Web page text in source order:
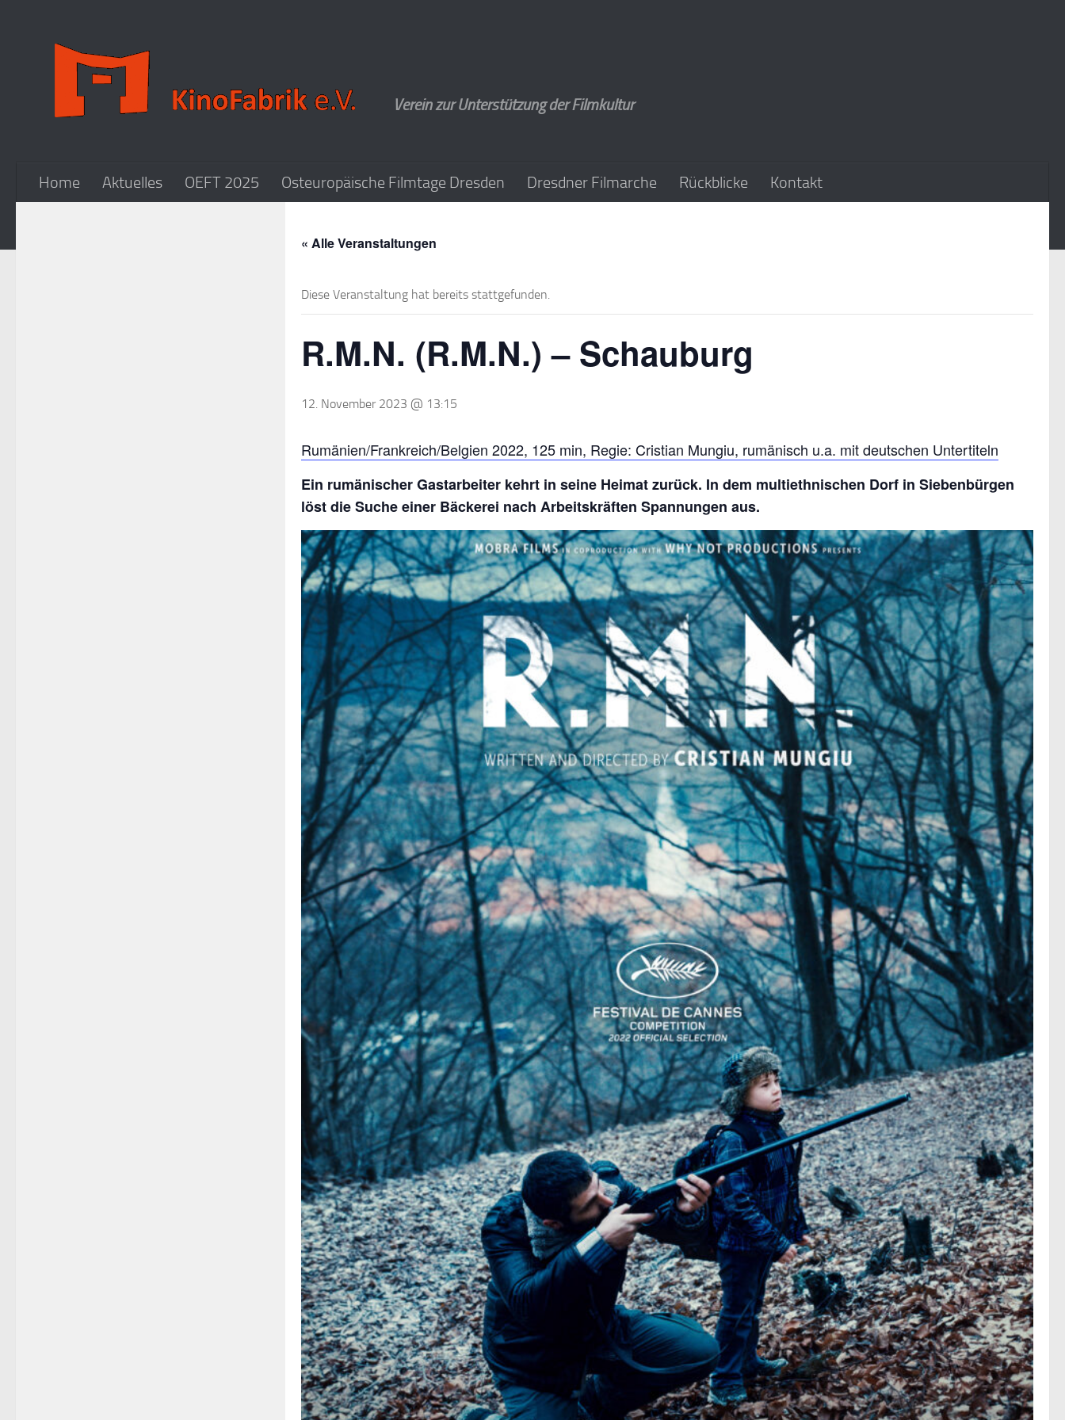
Verein zur Unterstützung der Filmkultur
Home Aktuelles OEFT 2025 Osteuropäische Filmtage Dresden Dresdner Filmarche Rückblicke Kontakt
« Alle Veranstaltungen
Diese Veranstaltung hat bereits stattgefunden.
R.M.N. (R.M.N.) – Schauburg
12. November 2023 @ 13:15
Rumänien/Frankreich/Belgien 2022, 125 min, Regie: Cristian Mungiu, rumänisch u.a. mit deutschen Untertiteln
Ein rumänischer Gastarbeiter kehrt in seine Heimat zurück. In dem multiethnischen Dorf in Siebenbürgen
löst die Suche einer Bäckerei nach Arbeitskräften Spannungen aus.